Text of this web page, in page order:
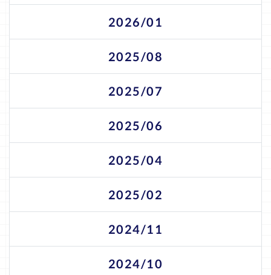
2026/01
2025/08
2025/07
2025/06
2025/04
2025/02
2024/11
2024/10